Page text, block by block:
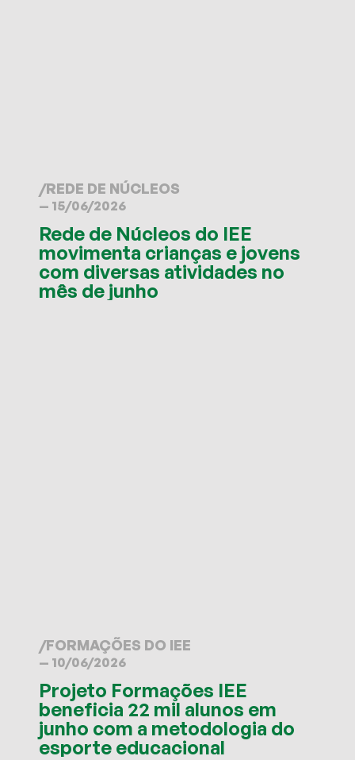
/REDE DE NÚCLEOS
— 15/06/2026
Rede de Núcleos do IEE
movimenta crianças e jovens
com diversas atividades no
mês de junho
/FORMAÇÕES DO IEE
— 10/06/2026
Projeto Formações IEE
beneficia 22 mil alunos em
junho com a metodologia do
esporte educacional